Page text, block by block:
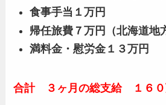
食事手当１万円
帰任旅費７万円（北海道地
満料金・慰労金１３万円
合計 ３ヶ月の総支給 １６